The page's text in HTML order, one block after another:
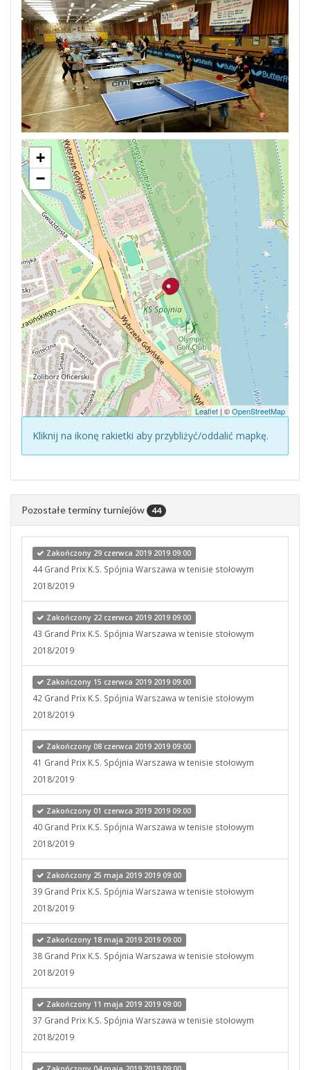
+
−
Leaflet | ©OpenStreetMap
Kliknij na ikonę rakietki aby przybliżyć/oddalić mapkę.
Pozostałe terminy turniejów 44
Zakończony 29 czerwca 2019 2019 09:00
44 Grand Prix K.S. Spójnia Warszawa w tenisie stołowym
2018/2019
Zakończony 22 czerwca 2019 2019 09:00
43 Grand Prix K.S. Spójnia Warszawa w tenisie stołowym
2018/2019
Zakończony 15 czerwca 2019 2019 09:00
42 Grand Prix K.S. Spójnia Warszawa w tenisie stołowym
2018/2019
Zakończony 08 czerwca 2019 2019 09:00
41 Grand Prix K.S. Spójnia Warszawa w tenisie stołowym
2018/2019
Zakończony 01 czerwca 2019 2019 09:00
40 Grand Prix K.S. Spójnia Warszawa w tenisie stołowym
2018/2019
Zakończony 25 maja 2019 2019 09:00
39 Grand Prix K.S. Spójnia Warszawa w tenisie stołowym
2018/2019
Zakończony 18 maja 2019 2019 09:00
38 Grand Prix K.S. Spójnia Warszawa w tenisie stołowym
2018/2019
Zakończony 11 maja 2019 2019 09:00
37 Grand Prix K.S. Spójnia Warszawa w tenisie stołowym
2018/2019